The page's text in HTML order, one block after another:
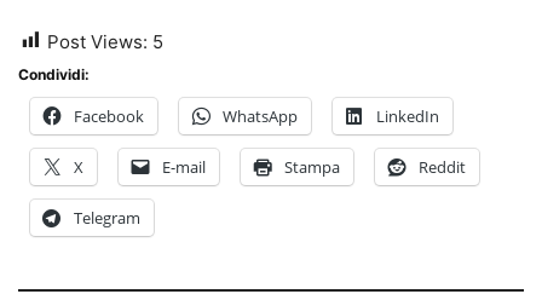
Post Views: 5
Condividi:
Facebook WhatsApp LinkedIn
X E-mail Stampa Reddit
Telegram